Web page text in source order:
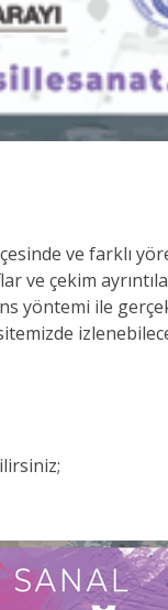
ve farklı
ve çekim
yöntemi ile